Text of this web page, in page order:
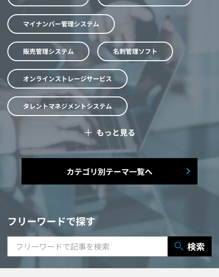
マイナンバー管理システム
販売管理システム 名刺管理ソフト
オンラインストレージサービス
タレントマネジメントシステム
予算管理システム Web面接システム
シフト管理システム
マニュアル作成システム
契約書レビューシステム 経営管理システム
研修システム 受付システム
出張管理システム 賃貸管理システム
＋ もっと見る
カテゴリ別テーマ一覧へ
フリーワードで探す
検索